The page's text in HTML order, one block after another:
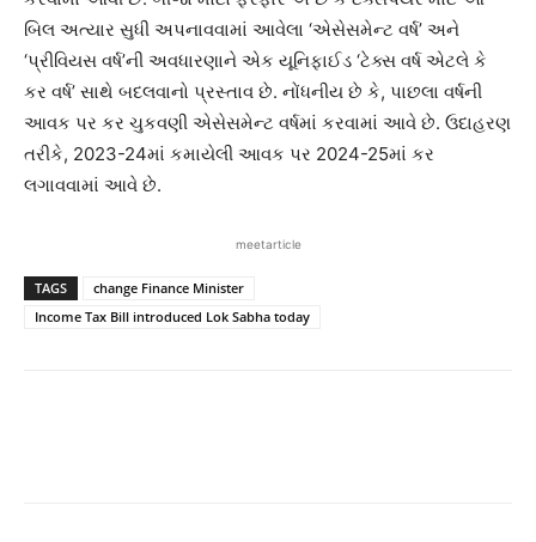
બિલ અત્યાર સુધી અપનાવવામાં આવેલા ‘એસેસમેન્ટ વર્ષ’ અને
‘પ્રીવિયસ વર્ષ’ની અવધારણાને એક યૂનિફાઈડ ‘ટેક્સ વર્ષ એટલે કે
કર વર્ષ’ સાથે બદલવાનો પ્રસ્તાવ છે. નોંધનીય છે કે, પાછલા વર્ષની
આવક પર કર ચુકવણી એસેસમેન્ટ વર્ષમાં કરવામાં આવે છે. ઉદાહરણ
તરીકે, 2023-24માં કમાયેલી આવક પર 2024-25માં કર
લગાવવામાં આવે છે.
meetarticle
TAGS
change Finance Minister
Income Tax Bill introduced Lok Sabha today